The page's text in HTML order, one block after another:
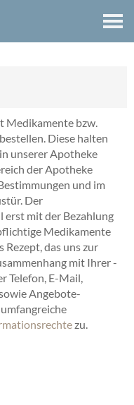
Medikamente bzw.
Diese halten
unserer Apotheke
der Apotheke
und im
Der
erst mit der Bezahlung
Medikamente
Rezept, das uns zur
mit Ihrer -
Telefon, E-Mail,
Angebote-
zu.